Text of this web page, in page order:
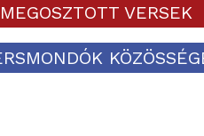
MEGOSZTOTT VERSEK